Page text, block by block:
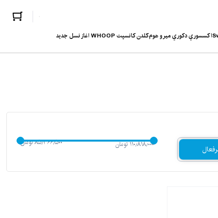
اكسسوري دكوري ميرو هومگلدن کانسپت WHOOP آغاز نسل جدید
۸۵٫۳۶۶٫۵۰۰ تومان ۱۱۰٫۸۱۸٫۰۰۰ تومان